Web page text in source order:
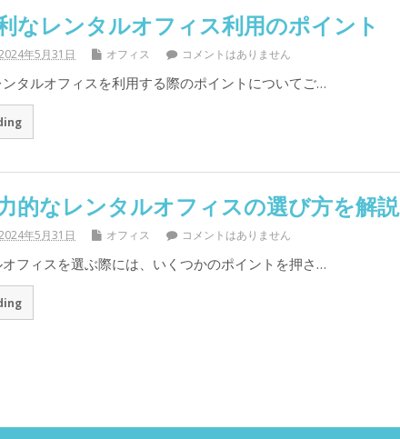
なレンタルオフィス利用のポイント
年5月31日 オフィス コメントはありません
タルオフィスを利用する際のポイントについてご…
的なレンタルオフィスの選び方を解説
年5月31日 オフィス コメントはありません
フィスを選ぶ際には、いくつかのポイントを押さ…